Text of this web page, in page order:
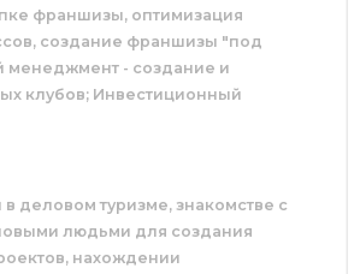
франшизы, оптимизация
создание франшизы "под
менеджмент - создание и
клубов; Инвестиционный
деловом туризме, знакомстве с
людьми для создания
нахождении